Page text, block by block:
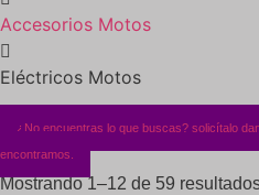
Accesorios Motos
Eléctricos Motos
¿No encuentras lo que buscas? solicítalo
encontramos.
Mostrando 1–12 de 59